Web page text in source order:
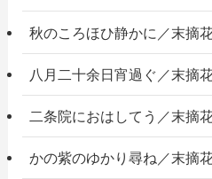
秋のころほひ静かに／末摘
八月二十余日宵過ぐ／末摘
二条院におはしてう／末摘
かの紫のゆかり尋ね／末摘